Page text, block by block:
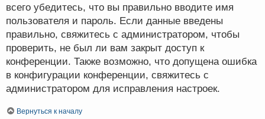
всего убедитесь, что вы правильно вводите имя
пользователя и пароль. Если данные введены
правильно, свяжитесь с администратором, чтобы
проверить, не был ли вам закрыт доступ к
конференции. Также возможно, что допущена ошибка
в конфигурации конференции, свяжитесь с
администратором для исправления настроек.
Вернуться к началу